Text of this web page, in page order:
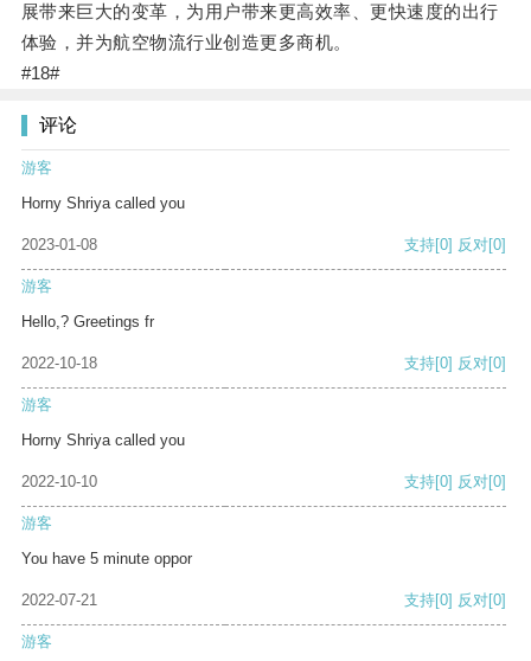
展带来巨大的变革，为用户带来更高效率、更快速度的出行
体验，并为航空物流行业创造更多商机。
#18#
评论
游客
Horny Shriya called you
2023-01-08 支持[0] 反对[0]
游客
Hello,? Greetings fr
2022-10-18 支持[0] 反对[0]
游客
Horny Shriya called you
2022-10-10 支持[0] 反对[0]
游客
You have 5 minute oppor
2022-07-21 支持[0] 反对[0]
游客